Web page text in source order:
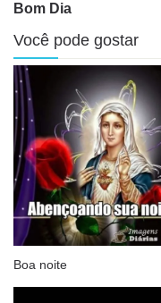
Bom Dia
Você pode gostar
Boa noite